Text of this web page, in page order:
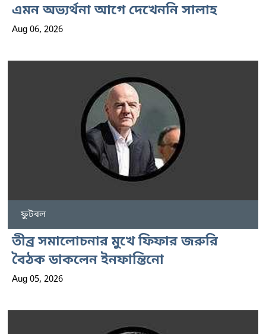
এমন অভ্যর্থনা আগে দেখেননি সালাহ
Aug 06, 2026
ফুটবল
তীব্র সমালোচনার মুখে ফিফার জরুরি
বৈঠক ডাকলেন ইনফান্তিনো
Aug 05, 2026